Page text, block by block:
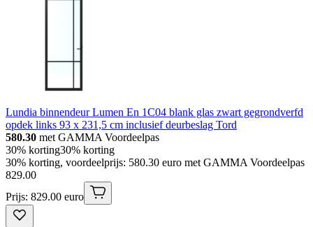
Lundia binnendeur Lumen En 1C04 blank glas zwart gegrondverfd
opdek links 93 x 231,5 cm inclusief deurbeslag Tord
580.30 met GAMMA Voordeelpas
30% korting30% korting
30% korting, voordeelprijs: 580.30 euro met GAMMA Voordeelpas
829.00
Prijs: 829.00 euro